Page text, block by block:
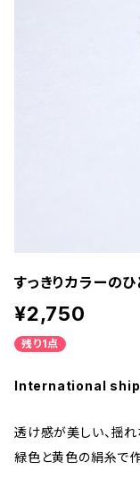
すっきりカラーの
¥2,750
残り1点
International
透け感が美しい、揺れ
緑色と黄色の絹糸で作